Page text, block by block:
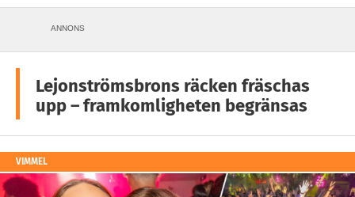
ANNONS
Lejonströmsbrons räcken fräschas
upp – framkomligheten begränsas
VIMMEL